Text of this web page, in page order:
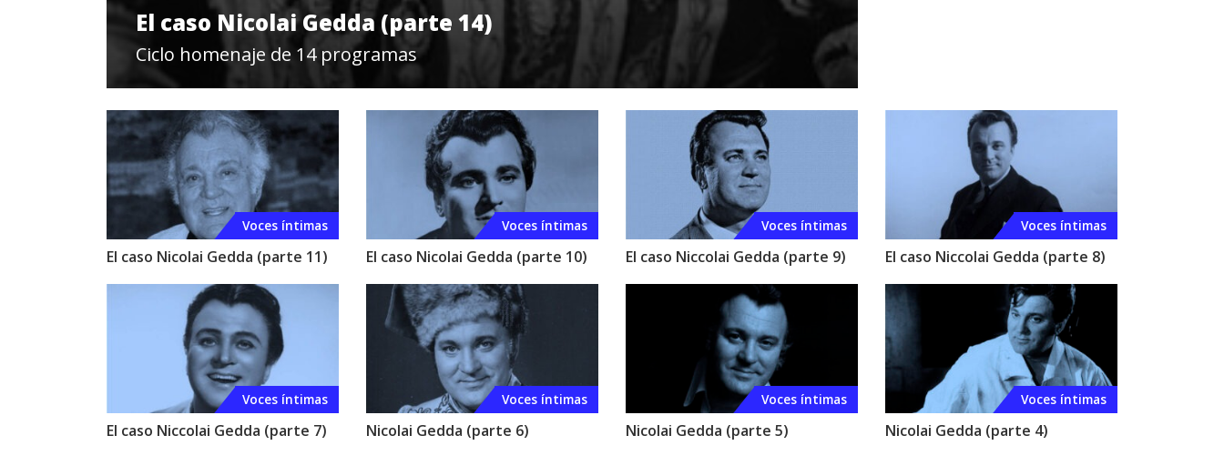
El caso Nicolai Gedda (parte 14)
Ciclo homenaje de 14 programas
Voces íntimas
El caso Nicolai Gedda (parte 11)
Voces íntimas
El caso Nicolai Gedda (parte 10)
Voces íntimas
El caso Niccolai Gedda (parte 9)
Voces íntimas
El caso Niccolai Gedda (parte 8)
Voces íntimas
El caso Niccolai Gedda (parte 7)
Voces íntimas
Nicolai Gedda (parte 6)
Voces íntimas
Nicolai Gedda (parte 5)
Voces íntimas
Nicolai Gedda (parte 4)